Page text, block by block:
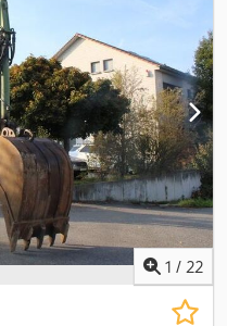
ET10, Lenksäule
Zusatzausstattung: Radio
HA, Hundeganglenkung,
1 x Stapeleinrichtung
mm KRA - 1,05 m³
Datenbestätigung
1 / 22